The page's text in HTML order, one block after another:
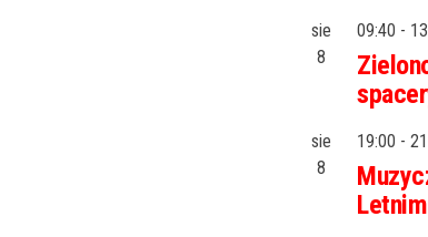
sie
8
09:40 -
sie
8
19:00 -